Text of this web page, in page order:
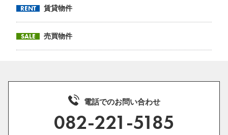
RENT 賃貸物件
SALE 売買物件
電話でのお問い合わせ
082-221-5185